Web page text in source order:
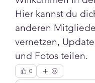
Hier kannst du
anderen
vernetzen,
und Fotos teilen.
0